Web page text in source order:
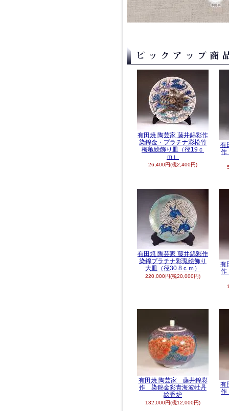
有田焼 陶芸家 藤井錦彩作
染錦金・プラチナ彩松竹
梅亀絵飾り皿（径19ｃ
ｍ）
26,400円(税2,400円)
有
作
有田焼 陶芸家 藤井錦彩作
染錦プラチナ彩兎絵飾り
大皿（径30.8ｃｍ）
220,000円(税20,000円)
有
作
有田焼 陶芸家 藤井錦彩
作 染錦金彩青海波牡丹
絵香炉
132,000円(税12,000円)
有
作